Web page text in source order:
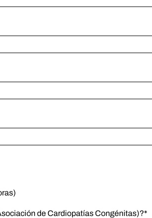
de Cardiopatías Congénitas)?*